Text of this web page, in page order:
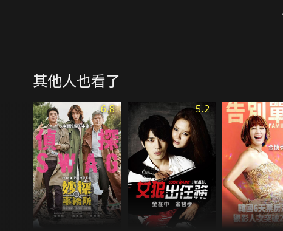
其他人也看了
6.8 5.2